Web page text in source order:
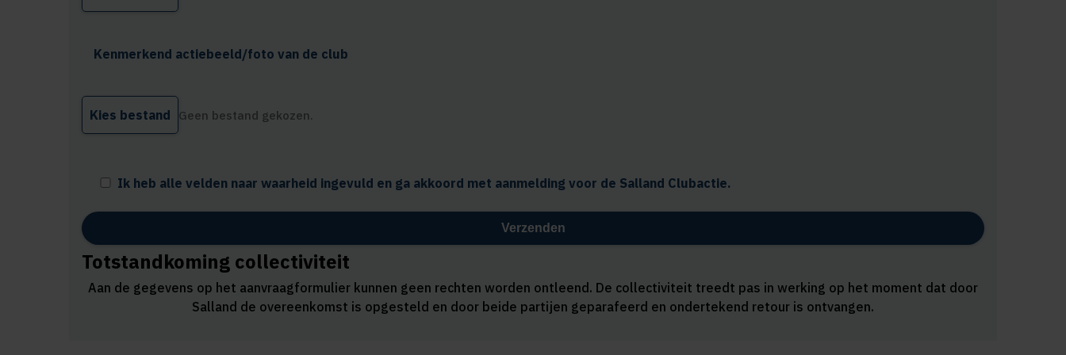
Kenmerkend actiebeeld/foto van de club
Kies bestand Geen bestand gekozen.
Ik heb alle velden naar waarheid ingevuld en ga akkoord met aanmelding voor de Salland Clubactie.
Totstandkoming collectiviteit
Aan de gegevens op het aanvraagformulier kunnen geen rechten worden ontleend. De collectiviteit treedt pas in werking op het moment dat door
Salland de overeenkomst is opgesteld en door beide partijen geparafeerd en ondertekend retour is ontvangen.